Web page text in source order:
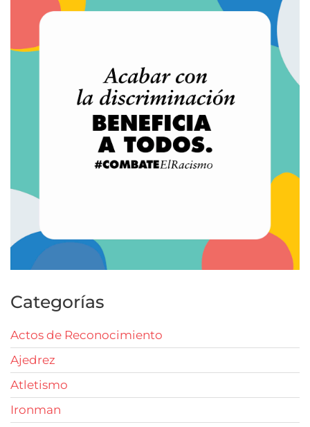
Categorías
Actos de Reconocimiento
Ajedrez
Atletismo
Ironman